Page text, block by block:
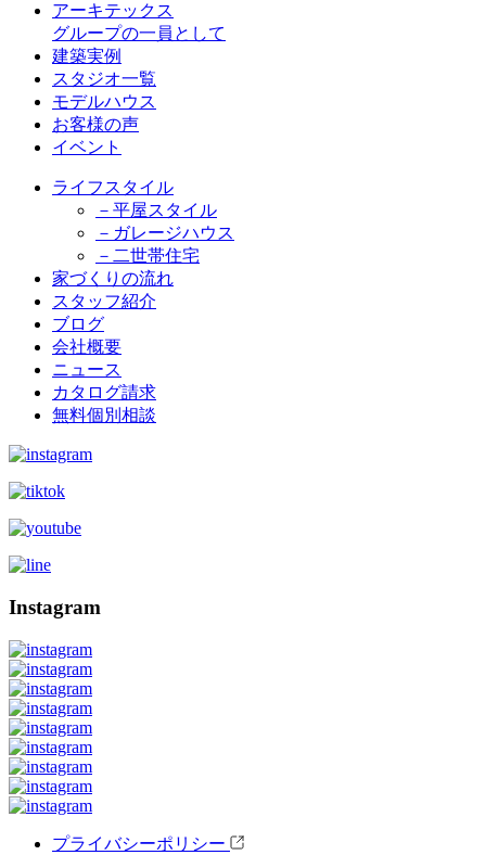
アーキテックス
グループの一員として
建築実例
スタジオ一覧
モデルハウス
お客様の声
イベント
ライフスタイル
－平屋スタイル
－ガレージハウス
－二世帯住宅
家づくりの流れ
スタッフ紹介
ブログ
会社概要
ニュース
カタログ請求
無料個別相談
Instagram
プライバシーポリシー